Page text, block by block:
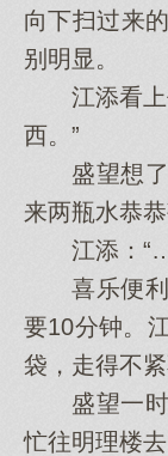
向下扫过来
别明显。
江添看上
西。”
盛望想了
来两瓶水恭
江添：
喜乐便利
要10分钟。
袋，走得不紧
盛望一时
忙往明理楼去